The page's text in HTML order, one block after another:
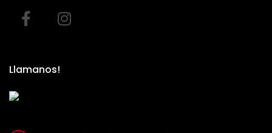
Llamanos!